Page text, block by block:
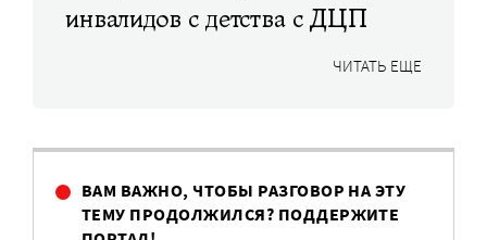
инвалидов с детства с ДЦП
ЧИТАТЬ ЕЩЕ
ВАМ ВАЖНО, ЧТОБЫ РАЗГОВОР НА ЭТУ
ТЕМУ ПРОДОЛЖИЛСЯ? ПОДДЕРЖИТЕ